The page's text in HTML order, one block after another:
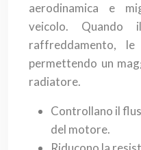
aerodinamica e
veicolo. Quando
raffreddamento,
permettendo un
radiatore.
Controllano il
del motore.